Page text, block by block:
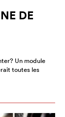
DE
Un module
toutes les